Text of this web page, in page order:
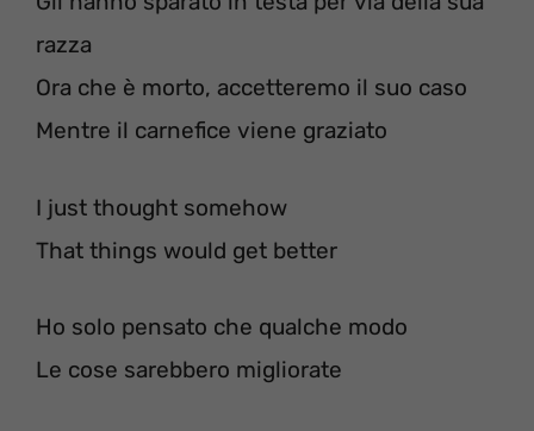
razza
Ora che è morto, accetteremo il suo caso
Mentre il carnefice viene graziato
I just thought somehow
That things would get better
Ho solo pensato che qualche modo
Le cose sarebbero migliorate